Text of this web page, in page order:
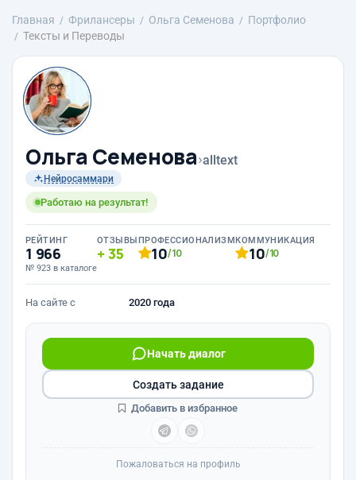
Главная Фрилансеры Ольга Семенова
Портфолио
Тексты и Переводы
Ольга Семенова›alltext
Нейросаммари
Работаю на результат!
РЕЙТИНГ
1 966
№ 923 в каталоге
ОТЗЫВЫ
35
ПРОФЕССИОНАЛИЗМ
10/10
КОММУНИКАЦИЯ
10/10
На сайте с 2020 года
Начать диалог
Создать задание
Добавить в избранное
Пожаловаться на профиль